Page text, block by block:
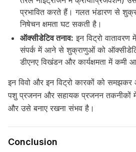
प्रभावित करते हैं। गलत भंडारण से
निषेचन क्षमता घट सकती है।
ऑक्सीडेटिव तनाव: इन विट्रो
संपर्क में आने से शुक्राणुओं को
डीएनए विखंडन और कार्यक्षमता में कमी
इन विवो और इन विट्रो कारकों को
पशु प्रजनन और सहायक प्रजनन तकनीकों में
और उसे बनाए रखना संभव है।
Conclusion